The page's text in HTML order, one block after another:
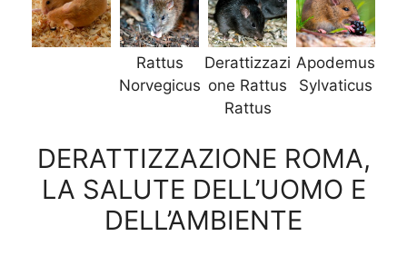
Rattus
Norvegicus
Derattizzazi
one Rattus
Rattus
Apodemus
Sylvaticus
DERATTIZZAZIONE ROMA,
LA SALUTE DELL’UOMO E
DELL’AMBIENTE